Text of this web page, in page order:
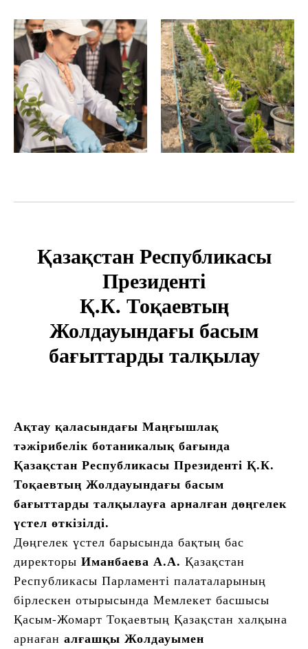
Қазақстан Республикасы
Президенті
Қ.К. Тоқаевтың
Жолдауындағы басым
бағыттарды талқылау
Ақтау қаласындағы Маңғышлақ
тәжірибелік ботаникалық бағында
Қазақстан Республикасы Президенті Қ.К.
Тоқаевтың Жолдауындағы басым
бағыттарды талқылауға арналған дөңгелек
үстел өткізілді.
Дөңгелек үстел барысында бақтың бас
директоры Иманбаева А.А. Қазақстан
Республикасы Парламенті палаталарының
бірлескен отырысында Мемлекет басшысы
Қасым-Жомарт Тоқаевтың Қазақстан халқына
арнаған алғашқы Жолдауымен